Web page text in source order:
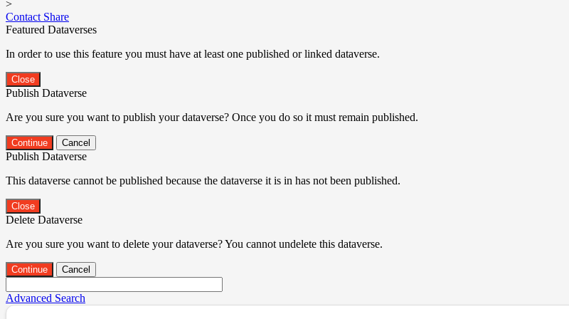
>
Contact Share
Featured Dataverses
In order to use this feature you must have at least one published or linked dataverse.
Close
Publish Dataverse
Are you sure you want to publish your dataverse? Once you do so it must remain published.
Continue Cancel
Publish Dataverse
This dataverse cannot be published because the dataverse it is in has not been published.
Close
Delete Dataverse
Are you sure you want to delete your dataverse? You cannot undelete this dataverse.
Continue Cancel
Advanced Search